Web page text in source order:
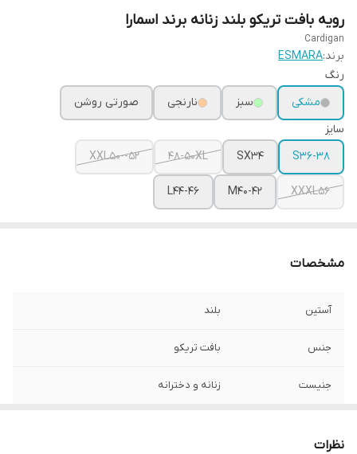
رویه بافت تریکو بلند زنانه برند اسمارا
Cardigan
برند:ESMARA
رنگ
مشکی
سبز نارنجی
صورتی روشن
سایز
S36-38
SX34
48-50XL
XXL50--52
XXXL56
M40-42
L44-46
مشخصات
آستین بلند
جنس بافت تریکو
جنیست زنانه و دخترانه
نظرات